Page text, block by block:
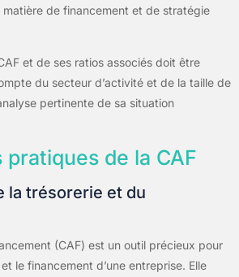
matière de financement et de stratégie
et de ses ratios associés doit être
du secteur d’activité et de la taille de
pertinente de sa situation
de la CAF
la trésorerie et du
(CAF) est un outil précieux pour
le financement d’une entreprise. Elle